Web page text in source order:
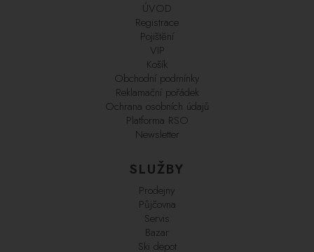
ÚVOD
Registrace
Pojištění
VIP
Košík
Obchodní podmínky
Reklamační pořádek
Ochrana osobních údajů
Platforma RSO
Newsletter
SLUŽBY
Prodejny
Půjčovna
Servis
Bazar
Ski depot